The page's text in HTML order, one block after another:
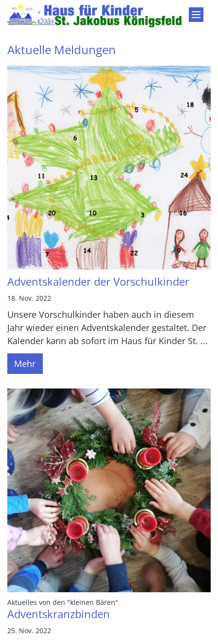
Zum Inhalt springen
Aktuelle Meldungen
Adventskalender der Vorschulkinder
18. Nov. 2022
Unsere Vorschulkinder haben auch in diesem
Jahr wieder einen Adventskalender gestaltet. Der
Kalender kann ab sofort im Haus für Kinder St. ...
Mehr
Aktuelles von den "kleinen Bären"
Adventskranzbinden
25. Nov. 2022